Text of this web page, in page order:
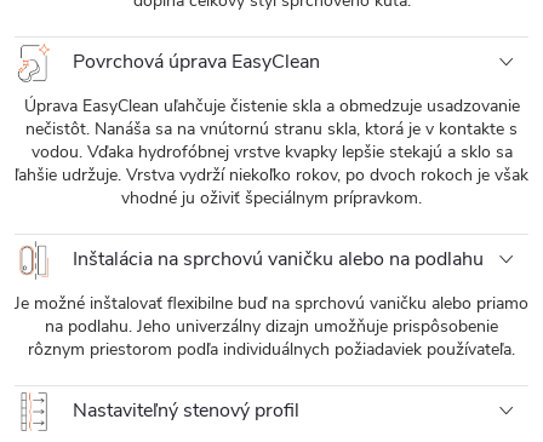
Povrchová úprava EasyClean
Úprava EasyClean uľahčuje čistenie skla a obmedzuje usadzovanie
nečistôt. Nanáša sa na vnútornú stranu skla, ktorá je v kontakte s
vodou. Vďaka hydrofóbnej vrstve kvapky lepšie stekajú a sklo sa
ľahšie udržuje. Vrstva vydrží niekoľko rokov, po dvoch rokoch je však
vhodné ju oživiť špeciálnym prípravkom.
Inštalácia na sprchovú vaničku alebo na podlahu
Je možné inštalovať flexibilne buď na sprchovú vaničku alebo priamo
na podlahu. Jeho univerzálny dizajn umožňuje prispôsobenie
rôznym priestorom podľa individuálnych požiadaviek používateľa.
Nastaviteľný stenový profil